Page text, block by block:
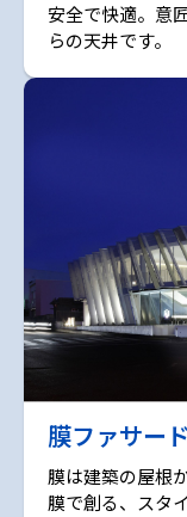
安全で快適。意
らの天井です。
膜ファサード
膜は建築の屋根
膜で創る、スタ